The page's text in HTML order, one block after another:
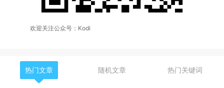
欢迎关注公众号：Kodi
热门文章 随机文章 热门关键词